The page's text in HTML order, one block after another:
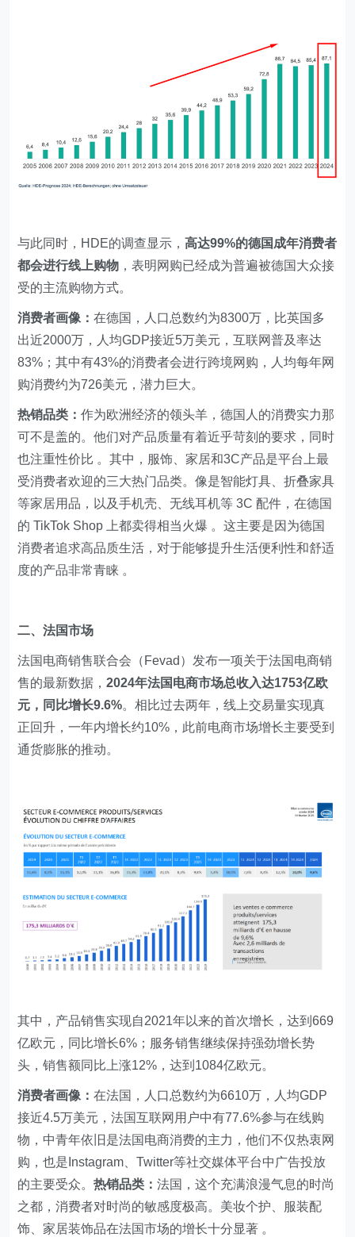
与此同时，HDE的调查显示， 高达99%的德国成年消费者
都会进行线上购物 ，表明网购已经成为普遍被德国大众接
受的主流购物方式。
消费者画像：在德国，人口总数约为8300万，比英国多
出近2000万，人均GDP接近5万美元，互联网普及率达
83%；其中有43%的消费者会进行跨境网购，人均每年网
购消费约为726美元，潜力巨大。
热销品类：作为欧洲经济的领头羊，德国人的消费实力那
可不是盖的。他们对产品质量有着近乎苛刻的要求，同时
也注重性价比 。其中，服饰、家居和3C产品是平台上最
受消费者欢迎的三大热门品类。像是智能灯具、折叠家具
等家居用品，以及手机壳、无线耳机等 3C 配件，在德国
的 TikTok Shop 上都卖得相当火爆 。这主要是因为德国
消费者追求高品质生活，对于能够提升生活便利性和舒适
度的产品非常青睐 。
二、法国市场
法国电商销售联合会（Fevad）发布一项关于法国电商销
售的最新数据，2024年法国电商市场总收入达1753亿欧
元，同比增长9.6%。相比过去两年，线上交易量实现真
正回升，一年内增长约10%，此前电商市场增长主要受到
通货膨胀的推动。
其中，产品销售实现自2021年以来的首次增长，达到669
亿欧元，同比增长6%；服务销售继续保持强劲增长势
头，销售额同比上涨12%，达到1084亿欧元。
消费者画像：在法国，人口总数约为6610万，人均GDP
接近4.5万美元，法国互联网用户中有77.6%参与在线购
物，中青年依旧是法国电商消费的主力，他们不仅热衷网
购，也是Instagram、Twitter等社交媒体平台中广告投放
的主要受众。热销品类：法国，这个充满浪漫气息的时尚
之都，消费者对时尚的敏感度极高。美妆个护、服装配
饰、家居装饰品在法国市场的增长十分显著 。